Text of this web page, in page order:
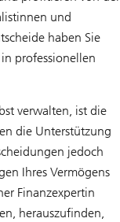
und
haben Sie
professionellen
verwalten, ist die
die Unterstützung
jedoch
Ihres Vermögens
Finanzexpertin
herauszufinden,